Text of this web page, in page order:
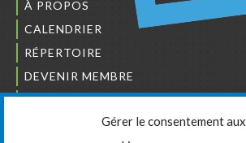
Gérer le consentement aux
À PROPOS
CALENDRIER
RÉPERTOIRE
DEVENIR MEMBRE
NOUS JOINDRE
L’ORDRE DES BÂTISSEURS